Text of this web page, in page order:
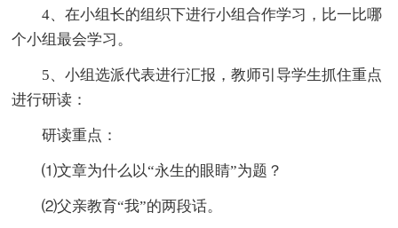
4、在小组长的组织下进行小组合作学习，比一比哪
个小组最会学习。
5、小组选派代表进行汇报，教师引导学生抓住重点
进行研读：
研读重点：
⑴文章为什么以“永生的眼睛”为题？
⑵父亲教育“我”的两段话。